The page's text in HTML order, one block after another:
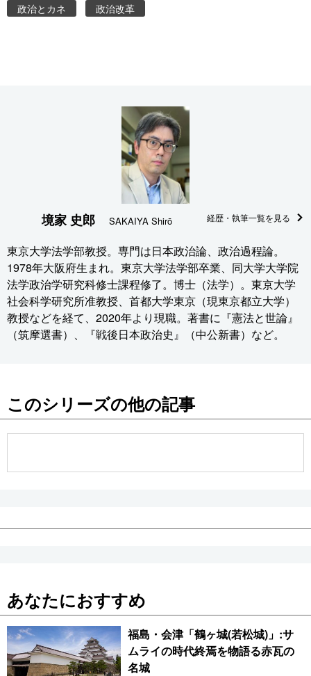
政治とカネ
政治改革
境家 史郎 SAKAIYA Shirō 経歴・執筆一覧を見る
東京大学法学部教授。専門は日本政治論、政治過程論。
1978年大阪府生まれ。東京大学法学部卒業、同大学大学院
法学政治学研究科修士課程修了。博士（法学）。東京大学
社会科学研究所准教授、首都大学東京（現東京都立大学）
教授などを経て、2020年より現職。著書に『憲法と世論』
（筑摩選書）、『戦後日本政治史』（中公新書）など。
このシリーズの他の記事
あなたにおすすめ
福島・会津「鶴ヶ城(若松城)」:サ
ムライの時代終焉を物語る赤瓦の
名城